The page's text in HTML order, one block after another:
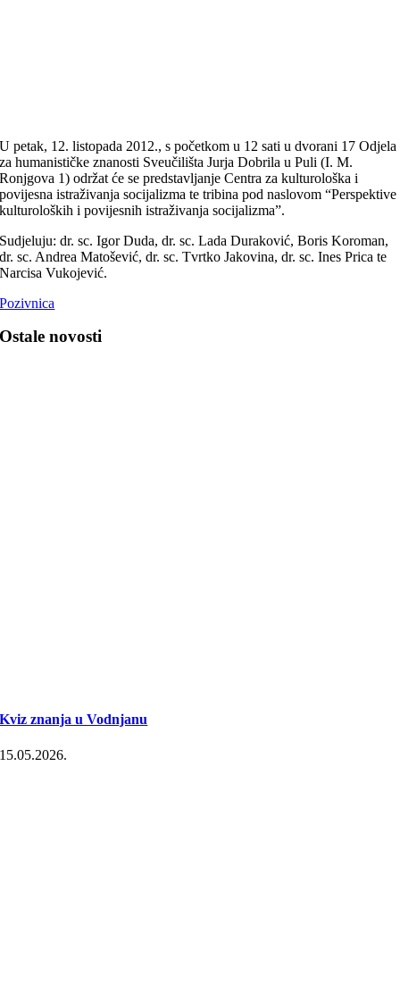
U petak, 12. listopada 2012., s početkom u 12 sati u dvorani 17 Odjela
za humanističke znanosti Sveučilišta Jurja Dobrila u Puli (I. M.
Ronjgova 1) održat će se predstavljanje Centra za kulturološka i
povijesna istraživanja socijalizma te tribina pod naslovom “Perspektive
kulturoloških i povijesnih istraživanja socijalizma”.
Sudjeluju: dr. sc. Igor Duda, dr. sc. Lada Duraković, Boris Koroman,
dr. sc. Andrea Matošević, dr. sc. Tvrtko Jakovina, dr. sc. Ines Prica te
Narcisa Vukojević.
Pozivnica
Ostale novosti
Kviz znanja u Vodnjanu
15.05.2026.